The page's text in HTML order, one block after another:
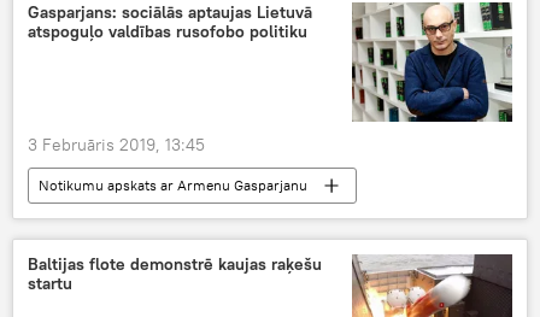
Gasparjans: sociālās aptaujas Lietuvā
atspoguļo valdības rusofobo politiku
3 Februāris 2019, 13:45
Notikumu apskats ar Armenu Gasparjanu
Baltijas flote demonstrē kaujas raķešu
startu